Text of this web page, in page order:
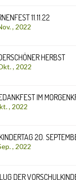
11.11.22
, 2022
HERBST
, 2022
IM
, 2022
20.
, 2022
DER